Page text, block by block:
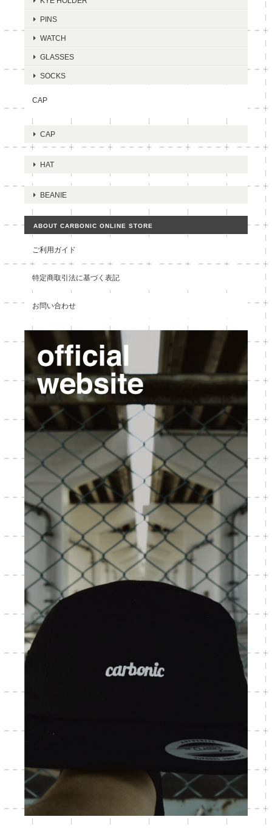
PINS
WATCH
GLASSES
SOCKS
CAP
CAP
HAT
BEANIE
ABOUT CARBONIC ONLINE STORE
ご利用ガイド
特定商取引法に基づく表記
お問い合わせ